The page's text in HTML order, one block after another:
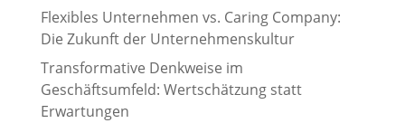
Flexibles Unternehmen vs. Caring Company:
Die Zukunft der Unternehmenskultur
Transformative Denkweise im
Geschäftsumfeld: Wertschätzung statt
Erwartungen